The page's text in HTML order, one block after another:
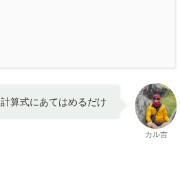
計算式にあてはめるだけ
カル吉